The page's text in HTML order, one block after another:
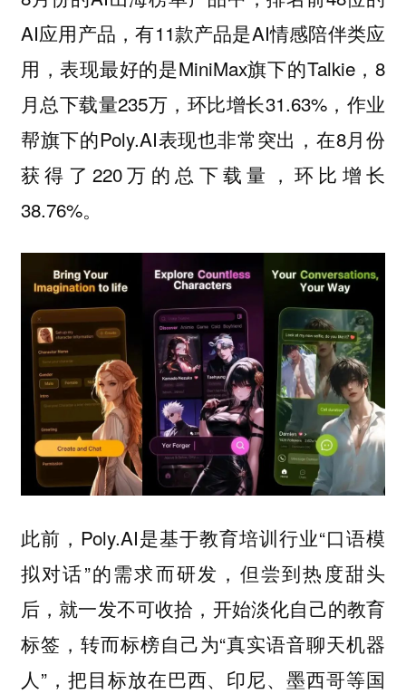
AI应用产品，有11款产品是AI情感陪伴类应
用，表现最好的是MiniMax旗下的Talkie，8
月总下载量235万，环比增长31.63%，作业
帮旗下的Poly.AI表现也非常突出，在8月份
获得了220万的总下载量，环比增长
38.76%。
此前，Poly.AI是基于教育培训行业“口语模
拟对话”的需求而研发，但尝到热度甜头
后，就一发不可收拾，开始淡化自己的教育
标签，转而标榜自己为“真实语音聊天机器
人”，把目标放在巴西、印尼、墨西哥等国